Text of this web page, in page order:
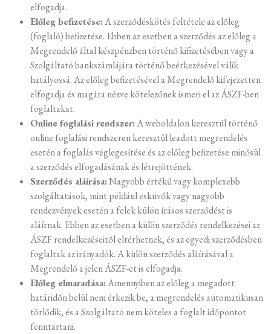
elfogadja.
Előleg befizetése:A szerződéskötés feltétele az előleg
(foglaló) befizetése. Ebben az esetben a szerződés az előleg a
Megrendelő által készpénzben történő kifizetésében vagy a
Szolgáltató bankszámlájára történő beérkezésével válik
hatályossá. Az előleg befizetésével a Megrendelő kifejezetten
elfogadja és magára nézve kötelezőnek ismeri el az ÁSZF-ben
foglaltakat.
Online foglalási rendszer:A weboldalon keresztül történő
online foglalási rendszeren keresztül leadott megrendelés
esetén a foglalás véglegesítése és az előleg befizetése minősül
a szerződés elfogadásának és létrejöttének.
Szerződés aláírása:Nagyobb értékű vagy komplexebb
szolgáltatások, mint például esküvők vagy nagyobb
rendezvények esetén a felek külön írásos szerződést is
aláírnak. Ebben az esetben a külön szerződés rendelkezései az
ÁSZF rendelkezéseitől eltérhetnek, és az egyedi szerződésben
foglaltak az irányadók. A külön szerződés aláírásával a
Megrendelő a jelen ÁSZF-et is elfogadja.
Előleg elmaradása:Amennyiben az előleg a megadott
határidőn belül nem érkezik be, a megrendelés automatikusan
törlődik, és a Szolgáltató nem köteles a foglalt időpontot
fenntartani.